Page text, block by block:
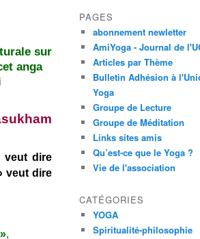
sur
anga
veut dire
veut dire
,
PAGES
abonnement newletter
AmiYoga - Journal de
Articles par Thème
Bulletin Adhésion à
Yoga
Groupe de Lecture
Groupe de Méditation
Links sites amis
Qu’est-ce que le Yoga ?
Vie de l'association
CATÉGORIES
YOGA
Spiritualité-philosophie